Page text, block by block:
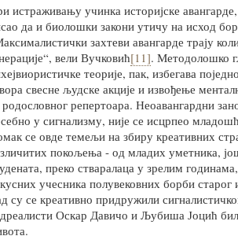
истраживању учинка историјске
да и биолошки закони утичу на исход
захтеви авангарде трају
вели Вучковић[11]. Методолошко
теорије, пак, избегава
свесне људске акције и извођење
родословног репертоара. Неоавангардни
у сигнализму, није се исцрпео
се овде темељи на збиру креативних
покољења - од младих уметника,
преко стваралаца у зрелим
учесника полувековних борби
су се креативно придружили
Оскар Давичо и Љубиша Јоцић